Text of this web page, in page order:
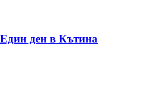
ден в Кътина